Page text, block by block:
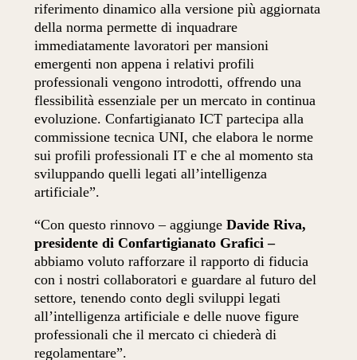
riferimento dinamico alla versione più aggiornata
della norma permette di inquadrare
immediatamente lavoratori per mansioni
emergenti non appena i relativi profili
professionali vengono introdotti, offrendo una
flessibilità essenziale per un mercato in continua
evoluzione. Confartigianato ICT partecipa alla
commissione tecnica UNI, che elabora le norme
sui profili professionali IT e che al momento sta
sviluppando quelli legati all’intelligenza
artificiale”.
“Con questo rinnovo – aggiungeDavide Riva,
presidente di Confartigianato Grafici –
abbiamo voluto rafforzare il rapporto di fiducia
con i nostri collaboratori e guardare al futuro del
settore, tenendo conto degli sviluppi legati
all’intelligenza artificiale e delle nuove figure
professionali che il mercato ci chiederà di
regolamentare”.